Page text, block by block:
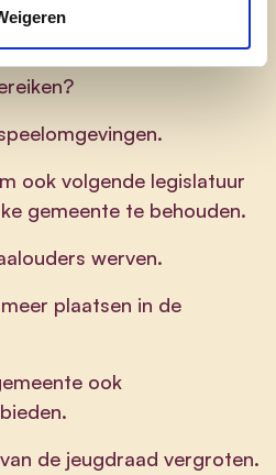
ook volgende legislatuur
gemeente te behouden.
werven.
plaatsen in de
ook
de jeugdraad vergroten.